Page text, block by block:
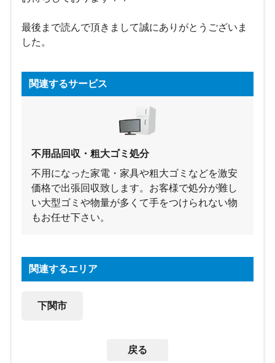
最後まで読んで頂きまして誠にありがとうございま
した。
関連するサービス
不用品回収・粗大ゴミ処分
不用になった家電・家具や粗大ゴミなどを激安
価格で出張回収致します。お客様で処分が難し
い大型ゴミや物量が多くて手をつけられない物
もお任せ下さい。
関連するエリア
下関市
戻る